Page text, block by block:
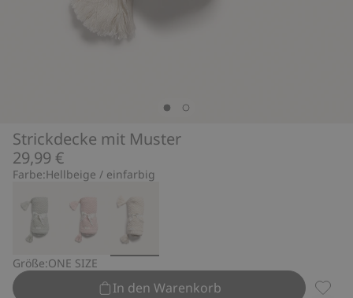
Strickdecke mit Muster
29,99 €
Farbe:Hellbeige / einfarbig
Größe:ONE SIZE
In den Warenkorb